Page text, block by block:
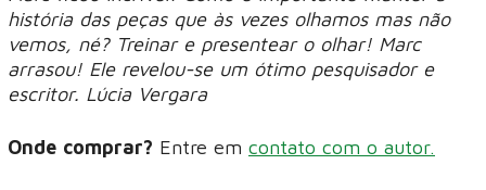
história das peças que às vezes olhamos mas não
vemos, né? Treinar e presentear o olhar! Marc
arrasou! Ele revelou-se um ótimo pesquisador e
escritor. Lúcia Vergara
Onde comprar? Entre em contato com o autor.